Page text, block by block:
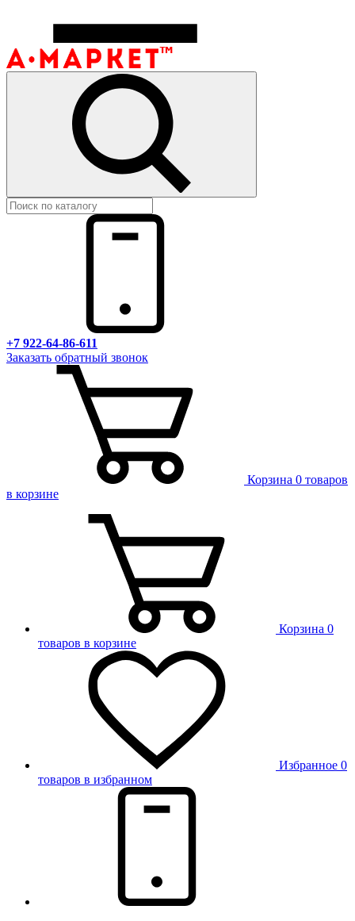
+7 922-64-86-611
Заказать обратный звонок
Корзина 0 товаров
в корзине
Корзина 0
товаров в корзине
Избранное 0
товаров в избранном